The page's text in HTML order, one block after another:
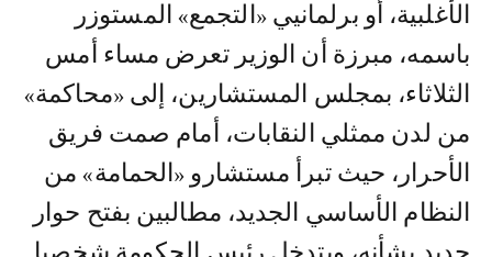
الأغلبية، أو برلمانيي «التجمع» المستوزر
باسمه، مبرزة أن الوزير تعرض مساء أمس
الثلاثاء، بمجلس المستشارين، إلى «محاكمة»
من لدن ممثلي النقابات، أمام صمت فريق
الأحرار، حيث تبرأ مستشارو «الحمامة» من
النظام الأساسي الجديد، مطالبين بفتح حوار